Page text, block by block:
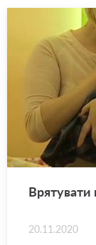
20.11.2020